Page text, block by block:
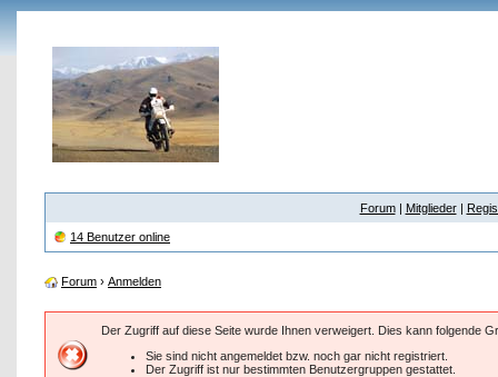
Forum| Mitglieder|
14 Benutzer online
Forum › Anmelden
Der Zugriff auf diese Seite wurde Ihnen verweigert. Dies kann folgende
Sie sind nicht angemeldet bzw. noch gar nicht registriert.
Der Zugriff ist nur bestimmten Benutzergruppen gestattet.